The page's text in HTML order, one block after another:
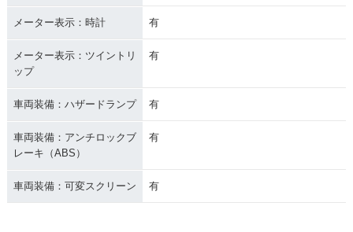
メーター表示：時計 有
メーター表示：ツイントリ
ップ
有
車両装備：ハザードランプ 有
車両装備：アンチロックブ
レーキ（ABS）
有
車両装備：可変スクリーン 有